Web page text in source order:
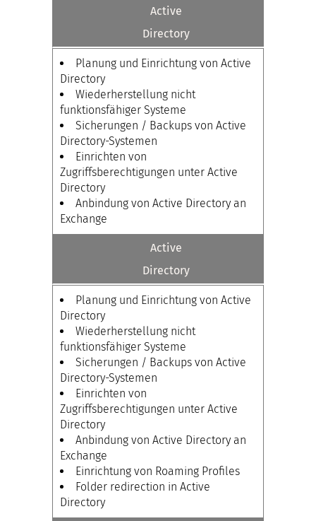
Active
Directory
Planung und Einrichtung von Active
Directory
Wiederherstellung nicht
funktionsfähiger Systeme
Sicherungen / Backups von Active
Directory-Systemen
Einrichten von
Zugriffsberechtigungen unter Active
Directory
Anbindung von Active Directory an
Exchange
Active
Directory
Planung und Einrichtung von Active
Directory
Wiederherstellung nicht
funktionsfähiger Systeme
Sicherungen / Backups von Active
Directory-Systemen
Einrichten von
Zugriffsberechtigungen unter Active
Directory
Anbindung von Active Directory an
Exchange
Einrichtung von Roaming Profiles
Folder redirection in Active
Directory